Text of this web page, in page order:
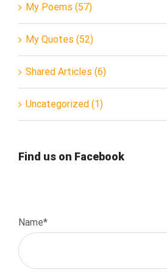
My Poems (57)
My Quotes (52)
Shared Articles (6)
Uncategorized (1)
Find us on Facebook
Name*